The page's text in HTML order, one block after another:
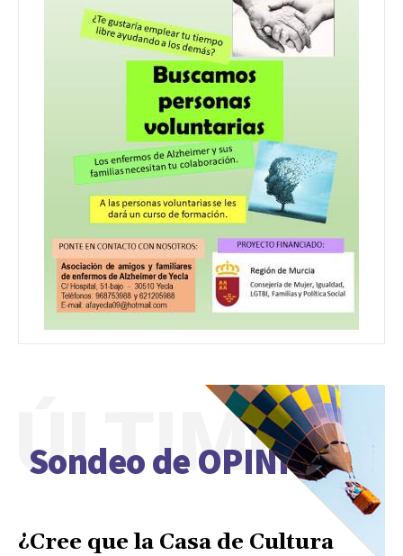
Sondeo de OPINIÓN
ÚLTIMO
¿Cree que la Casa de Cultura